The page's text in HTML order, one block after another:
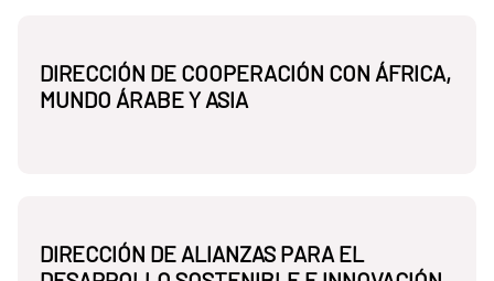
DIRECCIÓN DE COOPERACIÓN CON ÁFRICA,
MUNDO ÁRABE Y ASIA
DIRECCIÓN DE ALIANZAS PARA EL